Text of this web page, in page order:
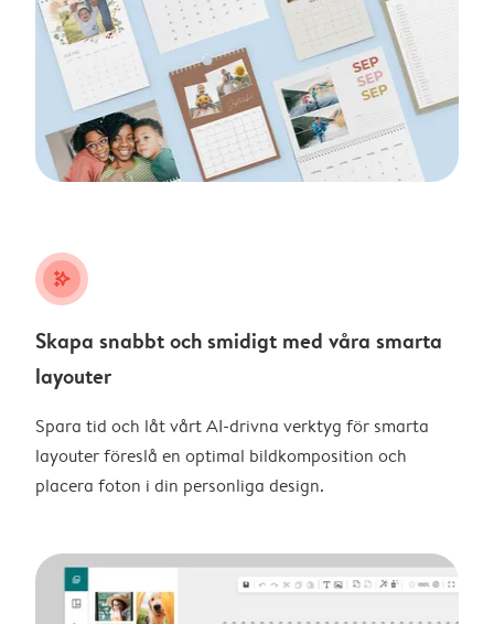
stars_plus
Skapa snabbt och smidigt med våra smarta
layouter
Spara tid och låt vårt AI-drivna verktyg för smarta
layouter föreslå en optimal bildkomposition och
placera foton i din personliga design.